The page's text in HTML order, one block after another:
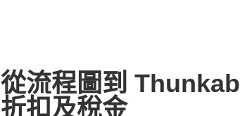
從流程圖到
折扣及稅金